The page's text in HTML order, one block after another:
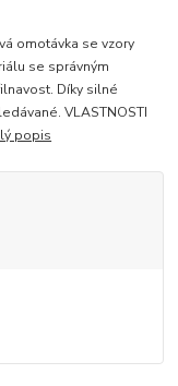
omotávka se vzory
se správným
Díky silné
VLASTNOSTI
popis